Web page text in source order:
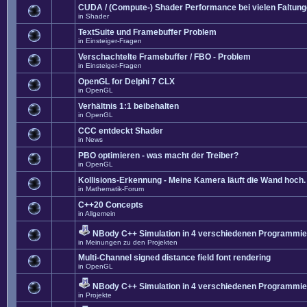
CUDA / (Compute-) Shader Performance bei vielen
in Shader
TextSuite und Framebuffer Problem
in Einsteiger-Fragen
Verschachtelte Framebuffer / FBO - Problem
in Einsteiger-Fragen
OpenGL for Delphi 7 CLX
in OpenGL
Verhältnis 1:1 beibehalten
in OpenGL
CCC entdeckt Shader
in News
PBO optimieren - was macht der Treiber?
in OpenGL
Kollisions-Erkennung - Meine Kamera läuft die Wand hoch.
in Mathematik-Forum
C++20 Concepts
in Allgemein
NBody C++ Simulation in 4 verschiedenen
in Meinungen zu den Projekten
Multi-Channel signed distance field font rendering
in OpenGL
NBody C++ Simulation in 4 verschiedenen
in Projekte